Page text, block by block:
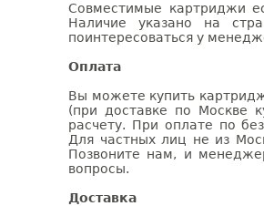
Совместимые картриджи
Наличие указано на
поинтересоваться у
Оплата
Вы можете купить
(при доставке по Москве
расчету. При оплате по
Для частных лиц не из
Позвоните нам, и
вопросы.
Доставка